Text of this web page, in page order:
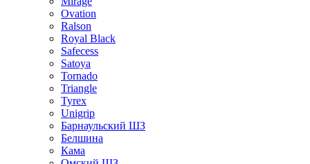
Ovation
Ralson
Royal Black
Safecess
Satoya
Tornado
Triangle
Tyrex
Unigrip
Барнаульский ШЗ
Белшина
Кама